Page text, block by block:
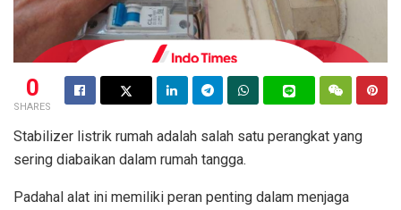
0
SHARES
Stabilizer listrik rumah adalah salah satu perangkat yang
sering diabaikan dalam rumah tangga.
Padahal alat ini memiliki peran penting dalam menjaga